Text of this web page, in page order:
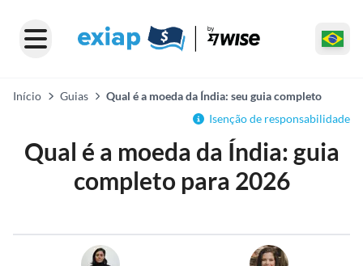
Início Guias
Qual é a moeda da Índia: seu guia completo
Isenção de responsabilidade
Qual é a moeda da Índia: guia
completo para 2026